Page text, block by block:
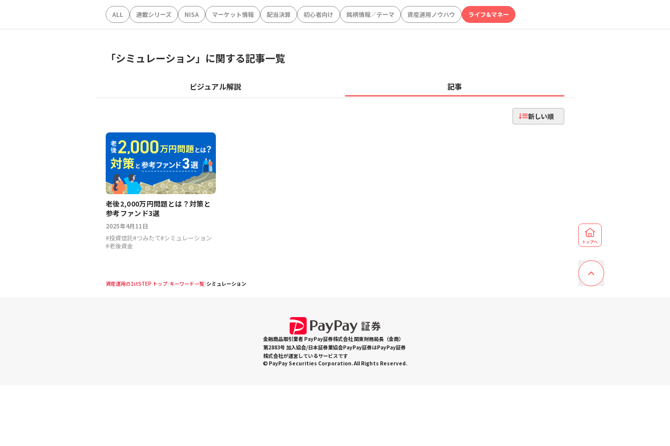
ALL 連載シリーズ NISA マーケット情報 配当決算 初心者向け 銘柄情報／テーマ 資産運用ノウハウ ライフ&マネー
「シミュレーション」に関する記事一覧
ビジュアル解説 記事
新しい順
老後2,000万円問題とは？対策と
参考ファンド3選
2025年4月11日
#投資信託#つみたて#シミュレーション
#老後資金
資産運用の1stSTEP トップ キーワード一覧 シミュレーション
金融商品取引業者 PayPay証券株式会社 関東財務局長（金商）
第2883号 加入協会/日本証券業協会PayPay証券はPayPay証券
株式会社が運営しているサービスです
© PayPay Securities Corporation. All Rights Reserved.